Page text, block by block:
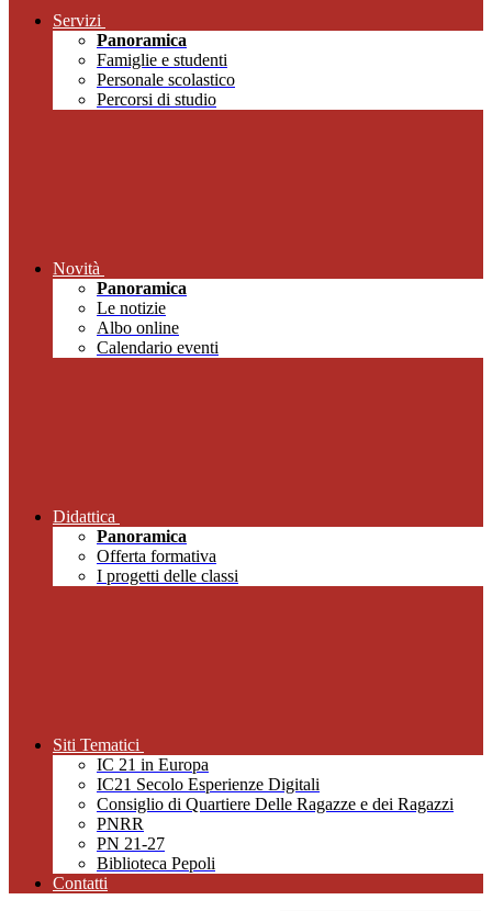
Servizi
Panoramica
Famiglie e studenti
Personale scolastico
Percorsi di studio
Novità
Panoramica
Le notizie
Albo online
Calendario eventi
Didattica
Panoramica
Offerta formativa
I progetti delle classi
Siti Tematici
IC 21 in Europa
IC21 Secolo Esperienze Digitali
Consiglio di Quartiere Delle Ragazze e dei Ragazzi
PNRR
PN 21-27
Biblioteca Pepoli
Contatti